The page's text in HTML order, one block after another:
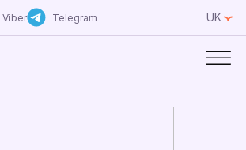
Viber Telegram UK